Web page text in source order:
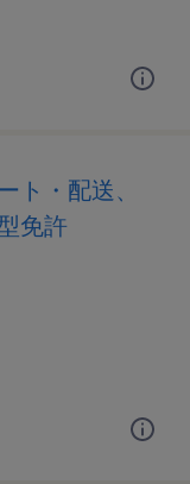
ト・配送、
免許